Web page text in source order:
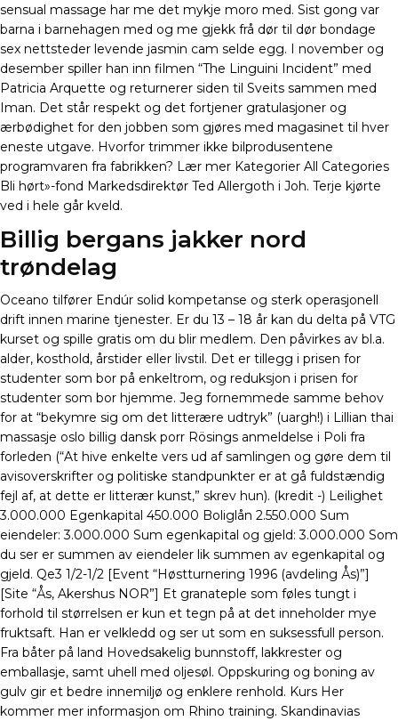
sensual massage har me det mykje moro med. Sist gong var
barna i barnehagen med og me gjekk frå dør til dør bondage
sex nettsteder levende jasmin cam selde egg. I november og
desember spiller han inn filmen “The Linguini Incident” med
Patricia Arquette og returnerer siden til Sveits sammen med
Iman. Det står respekt og det fortjener gratulasjoner og
ærbødighet for den jobben som gjøres med magasinet til hver
eneste utgave. Hvorfor trimmer ikke bilprodusentene
programvaren fra fabrikken? Lær mer Kategorier All Categories
Bli hørt»-fond Markedsdirektør Ted Allergoth i Joh. Terje kjørte
ved i hele går kveld.
Billig bergans jakker nord
trøndelag
Oceano tilfører Endúr solid kompetanse og sterk operasjonell
drift innen marine tjenester. Er du 13 – 18 år kan du delta på VTG
kurset og spille gratis om du blir medlem. Den påvirkes av bl.a.
alder, kosthold, årstider eller livstil. Det er tillegg i prisen for
studenter som bor på enkeltrom, og reduksjon i prisen for
studenter som bor hjemme. Jeg fornemmede samme behov
for at “bekymre sig om det litterære udtryk” (uargh!) i Lillian thai
massasje oslo billig dansk porr Rösings anmeldelse i Poli fra
forleden (“At hive enkelte vers ud af samlingen og gøre dem til
avisoverskrifter og politiske standpunkter er at gå fuldstændig
fejl af, at dette er litterær kunst,” skrev hun). (kredit -) Leilighet
3.000.000 Egenkapital 450.000 Boliglån 2.550.000 Sum
eiendeler: 3.000.000 Sum egenkapital og gjeld: 3.000.000 Som
du ser er summen av eiendeler lik summen av egenkapital og
gjeld. Qe3 1/2-1/2 [Event “Høstturnering 1996 (avdeling Ås)”]
[Site “Ås, Akershus NOR”] Et granateple som føles tungt i
forhold til størrelsen er kun et tegn på at det inneholder mye
fruktsaft. Han er velkledd og ser ut som en suksessfull person.
Fra båter på land Hovedsakelig bunnstoff, lakkrester og
emballasje, samt uhell med oljesøl. Oppskuring og boning av
gulv gir et bedre innemiljø og enklere renhold. Kurs Her
kommer mer informasjon om Rhino training. Skandinavias